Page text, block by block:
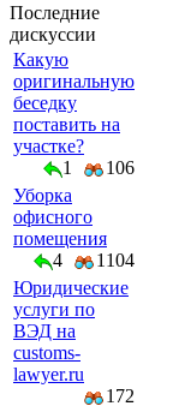
Последние
дискуссии
Какую
оригинальную
беседку
поставить на
участке?
1
106
Уборка
офисного
помещения
4
1104
Юридические
услуги по
ВЭД на
customs-
lawyer.ru
172